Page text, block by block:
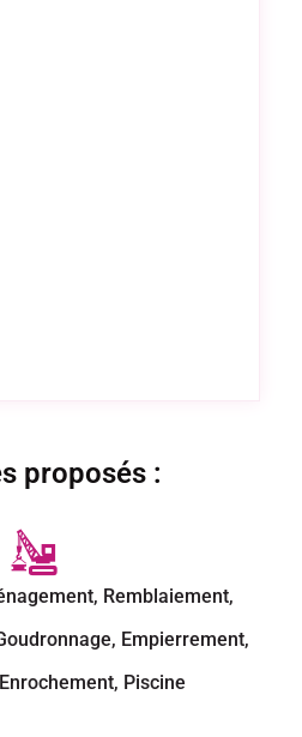
proposés :
Remblaiement,
Empierrement,
Piscine